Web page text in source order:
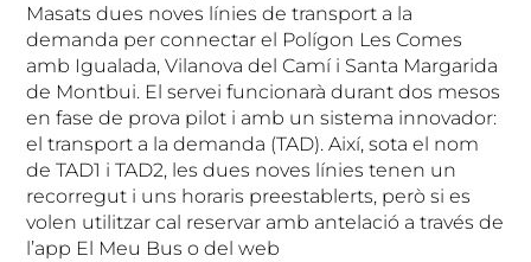
Masats dues noves línies de transport a la
demanda per connectar el Polígon Les Comes
amb Igualada, Vilanova del Camí i Santa Margarida
de Montbui. El servei funcionarà durant dos mesos
en fase de prova pilot i amb un sistema innovador:
el transport a la demanda (TAD). Així, sota el nom
de TAD1 i TAD2, les dues noves línies tenen un
recorregut i uns horaris preestablerts, però si es
volen utilitzar cal reservar amb antelació a través de
l’app El Meu Bus o del web